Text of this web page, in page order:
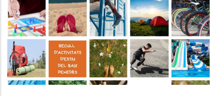
D’estiu Per A Infants I Joves De
Tota La Comarca!
Joventut